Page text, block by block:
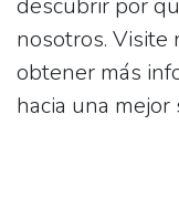
descubrir por
nosotros. Visite
obtener más
hacia una